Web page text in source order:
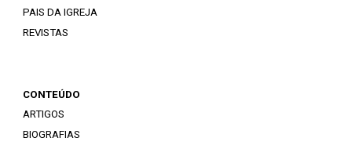
PAIS DA IGREJA
REVISTAS
CONTEÚDO
ARTIGOS
BIOGRAFIAS